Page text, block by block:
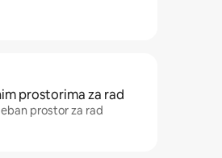
prostorima za rad
prostor za rad